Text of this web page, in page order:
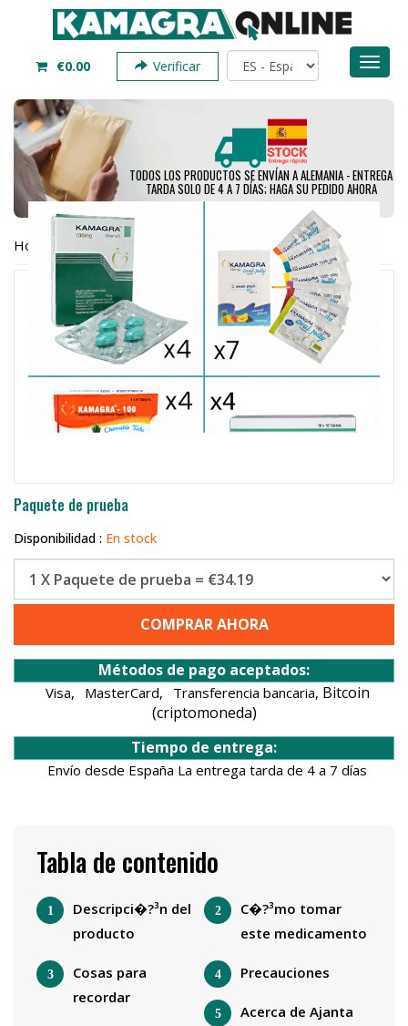
€0.00 Verificar
TODOS LOS PRODUCTOS SE ENVÍAN A ALEMANIA - ENTREGA
TARDA SOLO DE 4 A 7 DÍAS; HAGA SU PEDIDO AHORA
Hogar Paquete de prueba
Paquete de prueba
Disponibilidad : En stock
COMPRAR AHORA
Métodos de pago aceptados:
Visa, MasterCard, Transferencia bancaria, Bitcoin
(criptomoneda)
Tiempo de entrega:
Envío desde España La entrega tarda de 4 a 7 días
Tabla de contenido
Descripci�?³n del
producto
C�?³mo tomar
este medicamento
Cosas para
recordar
Precauciones
Acerca de Ajanta